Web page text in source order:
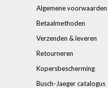
Algemene voorwaarden
Betaalmethoden
Verzenden & leveren
Retourneren
Kopersbescherming
Busch-Jaeger catalogus